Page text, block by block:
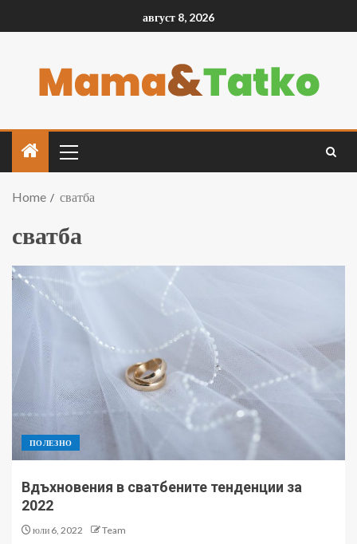
август 8, 2026
Home сватба
сватба
ПОЛЕЗНО
Вдъхновения в сватбените тенденции за
2022
юли 6, 2022 Team